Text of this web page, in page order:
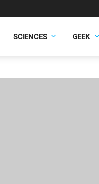
SCIENCES GEEK